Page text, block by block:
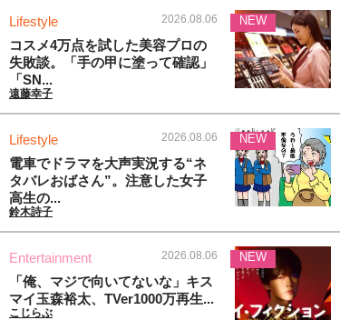
Lifestyle 2026.08.06
コスメ4万点を試した美容プロの
失敗談。「手の甲に塗って確認」
「SN...
遠藤幸子
NEW
Lifestyle 2026.08.06
電車でドラマを大声実況する“ネ
タバレおばさん”。注意した女子
高生の...
鈴木詩子
NEW
Entertainment 2026.08.06
「俺、マジで向いてないな」キス
マイ玉森裕太、TVer1000万再生...
こじらぶ
NEW